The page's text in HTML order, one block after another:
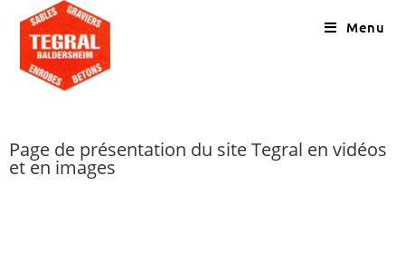
Menu
Page de présentation du site Tegral en vidéos
et en images